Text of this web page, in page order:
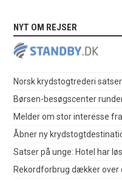
NYT OM REJSER
Norsk krydstogtrederi
Børsen-besøgscenter
Melder om stor interesse
Åbner ny
Satser på unge: Hotel har
Rekordforbrug dækker